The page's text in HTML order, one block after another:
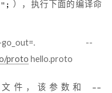
），执行下面的编译命
go_out=. --
proto hello.proto
文件，该参数和
--